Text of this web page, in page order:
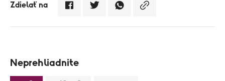
Zdielať na
Neprehliadnite